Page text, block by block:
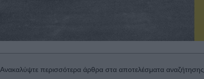
Ανακαλύψτε περισσότερα άρθρα στα αποτελέσματα αναζήτησης.